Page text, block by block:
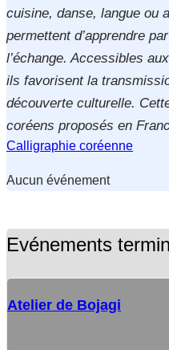
cuisine, danse, langue ou
permettent d’apprendre
l’échange. Accessibles
ils favorisent la
découverte culturelle.
coréens proposés en
Calligraphie coréenne
Aucun événement
Evénements
Atelier de Bojagi